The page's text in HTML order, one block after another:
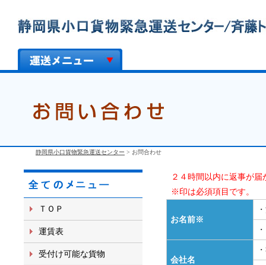
静岡県小口貨物緊急運送センター > お問合わせ
ＴＯＰ
運賃表
受付け可能な貨物
２４時間以内に返事が
※印は必須項目です。
お名前※
会社名